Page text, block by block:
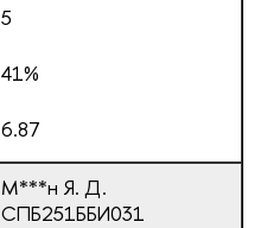
5
41%
6.87
М***н Я. Д.
СПБ251ББИ031